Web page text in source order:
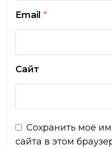
Email *
Сайт
Сохранить моё
сайта в этом